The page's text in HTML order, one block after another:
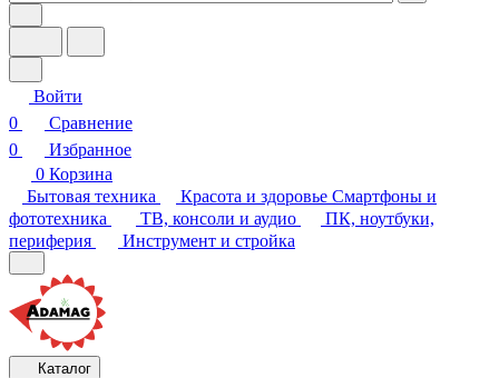
Войти
0
Сравнение
0
Избранное
0 Корзина
Бытовая техника
Красота и здоровье Смартфоны и
фототехника
ТВ, консоли и аудио
ПК, ноутбуки,
периферия
Инструмент и стройка
Каталог